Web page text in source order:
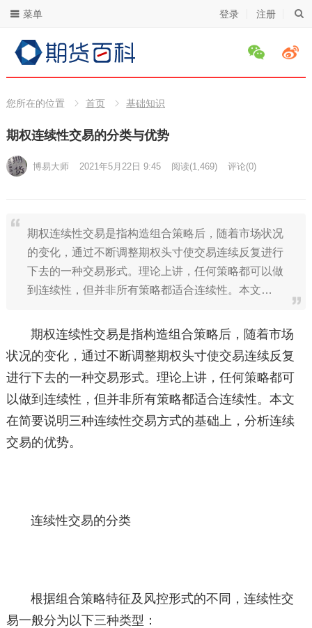
登录 注册
菜单
您所在的位置 首页 基础知识
期权连续性交易的分类与优势
博易大师 2021年5月22日 9:45 阅读(1,469) 评论(0)
期权连续性交易是指构造组合策略后，随着市场状况
的变化，通过不断调整期权头寸使交易连续反复进行
下去的一种交易形式。理论上讲，任何策略都可以做
到连续性，但并非所有策略都适合连续性。本文…
期权连续性交易是指构造组合策略后，随着市场
状况的变化，通过不断调整期权头寸使交易连续反复
进行下去的一种交易形式。理论上讲，任何策略都可
以做到连续性，但并非所有策略都适合连续性。本文
在简要说明三种连续性交易方式的基础上，分析连续
交易的优势。
连续性交易的分类
根据组合策略特征及风控形式的不同，连续性交
易一般分为以下三种类型：